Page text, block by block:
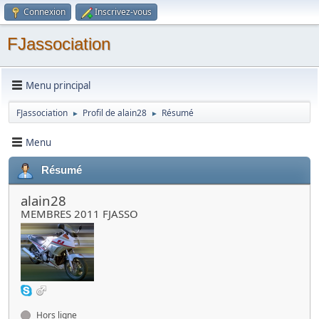
Connexion Inscrivez-vous
FJassociation
Menu principal
FJassociation ► Profil de alain28 ► Résumé
Menu
Résumé
alain28
MEMBRES 2011 FJASSO
Hors ligne